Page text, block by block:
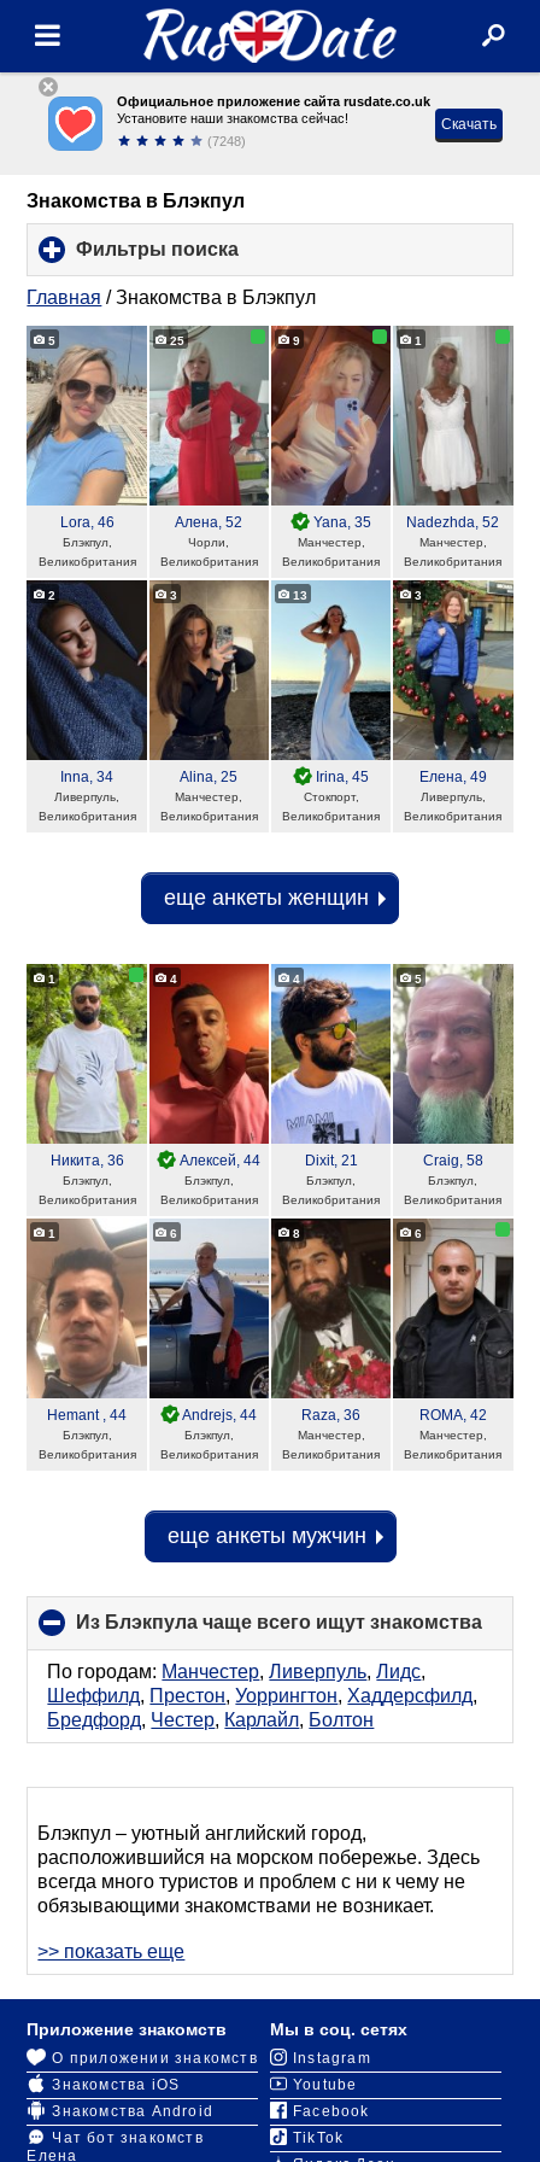
Официальное приложение сайта rusdate.co.uk
Установите наши знакомства сейчас!
(7248)
Скачать
Знакомства в Блэкпул
Фильтры поиска
to
expand
contents
Главная /Знакомства в Блэкпул
5
Lora, 46
Блэкпул,
Великобритания
25
Алена, 52
Чорли,
Великобритания
9
Yana, 35
Манчестер,
Великобритания
1
Nadezhda, 52
Манчестер,
Великобритания
2
Inna, 34
Ливерпуль,
Великобритания
3
Alina, 25
Манчестер,
Великобритания
13
Irina, 45
Стокпорт,
Великобритания
3
Елена, 49
Ливерпуль,
Великобритания
еще анкеты женщин
1
Никита, 36
Блэкпул,
Великобритания
4
Алексей, 44
Блэкпул,
Великобритания
4
Dixit, 21
Блэкпул,
Великобритания
5
Craig, 58
Блэкпул,
Великобритания
1
Hemant , 44
Блэкпул,
Великобритания
6
Andrejs, 44
Блэкпул,
Великобритания
8
Raza, 36
Манчестер,
Великобритания
6
ROMA, 42
Манчестер,
Великобритания
еще анкеты мужчин
Из Блэкпула чаще всего ищут знакомства
to
По городам: Манчестер,Ливерпуль,Лидс,
Шеффилд, Престон,Уоррингтон, Хаддерсфилд,
Бредфорд, Честер, Карлайл, Болтон
Блэкпул – уютный английский город,
расположившийся на морском побережье. Здесь
всегда много туристов и проблем с ни к чему не
обязывающими знакомствами не возникает.
Однако когда местные жители хотят создать семью,
они ищут пару не на улице или в модном кафе, а
пользуются услугами специальных сервисов,
гарантирующих, что потенциальный партнер не
окажется аферистом. К тому же, если заранее
описать все пожелания относительно будущей
пары, не придется терять время на тех, кто не
вписывается в ваши представления об идеале.
>> показать еще
Приложение знакомств
О приложении знакомств
Знакомства iOS
Знакомства Android
Чат бот знакомств
Елена
Мы в соц. сетях
Instagram
Youtube
Facebook
TikTok